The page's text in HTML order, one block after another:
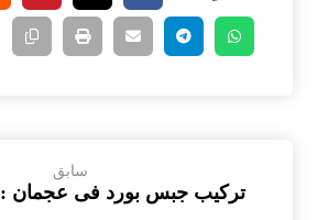
سابق
تركيب جبس بورد فى عجمان : 0565930521